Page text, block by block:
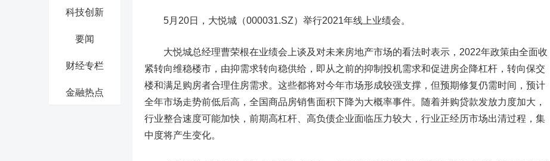
科技创新
要闻
财经专栏
金融热点
5月20日， 大悦城 （000031.SZ）举行2021年线上业绩会。
大悦城总经理曹荣根在业绩会上谈及对未来房地产市场的看法时表示，2022年政策由全面收
紧转向维稳楼市，由抑需求转向稳供给，即从之前的抑制投机需求和促进房企降杠杆，转向保交
楼和满足购房者合理住房需求。这些都将对今年市场形成较强支撑，但预期修复仍需时间，预计
全年市场走势前低后高，全国商品房销售面积下降为大概率事件。随着并购贷款发放力度加大，
行业整合速度可能加快，前期高杠杆、高负债企业面临压力较大，行业正经历市场出清过程，集
中度将产生变化。